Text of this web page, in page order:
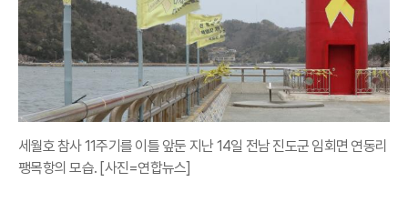
세월호 참사 11주기를 이틀 앞둔 지난 14일 전남 진도군 임회면 연동리
팽목항의 모습. [사진=연합뉴스]